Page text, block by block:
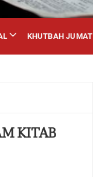
KHUTBAH JUMAT
KITAB